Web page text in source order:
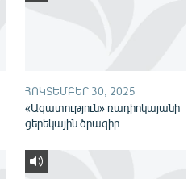
ՀՈԿՏԵՄԲԵՐ 30, 2025
«Ազատություն» ռադիոկայանի
ցերեկային ծրագիր